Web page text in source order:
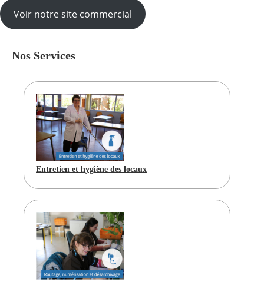
Voir notre site commercial
Nos Services
Entretien et hygiène des locaux